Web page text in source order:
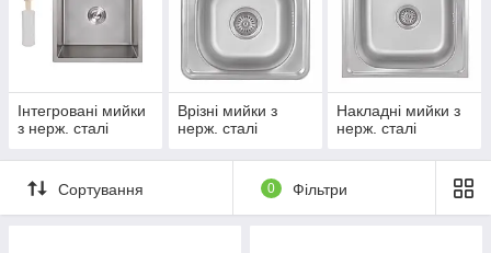
Інтегровані мийки
з нерж. сталі
Врізні мийки з
нерж. сталі
Накладні мийки з
нерж. сталі
Сортування 0 Фільтри